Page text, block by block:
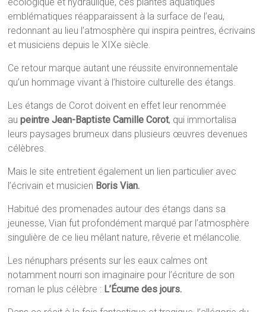
écologique et hydraulique, ces plantes aquatiques
emblématiques réapparaissent à la surface de l’eau,
redonnant au lieu l’atmosphère qui inspira peintres, écrivains
et musiciens depuis le XIXe siècle.
Ce retour marque autant une réussite environnementale
qu’un hommage vivant à l’histoire culturelle des étangs.
Les étangs de Corot doivent en effet leur renommée
aupeintre Jean-Baptiste Camille Corot, qui immortalisa
leurs paysages brumeux dans plusieurs œuvres devenues
célèbres.
Mais le site entretient également un lien particulier avec
l’écrivain et musicien Boris Vian.
Habitué des promenades autour des étangs dans sa
jeunesse, Vian fut profondément marqué par l’atmosphère
singulière de ce lieu mêlant nature, rêverie et mélancolie.
Les nénuphars présents sur les eaux calmes ont
notamment nourri son imaginaire pour l’écriture de son
roman le plus célèbre : L’Écume des jours.